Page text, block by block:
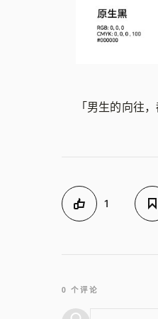
「男生的向往
1
0 个评论